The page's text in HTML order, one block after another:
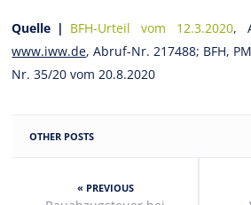
Quelle | BFH-Urteil vom 12.3.2020,
www.iww.de, Abruf-Nr. 217488; BFH, PM
Nr. 35/20 vom 20.8.2020
OTHER POSTS
« PREVIOUS